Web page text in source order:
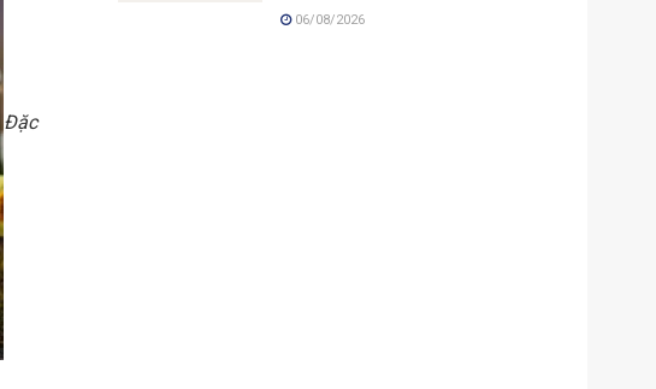
Đặc
06/08/2026